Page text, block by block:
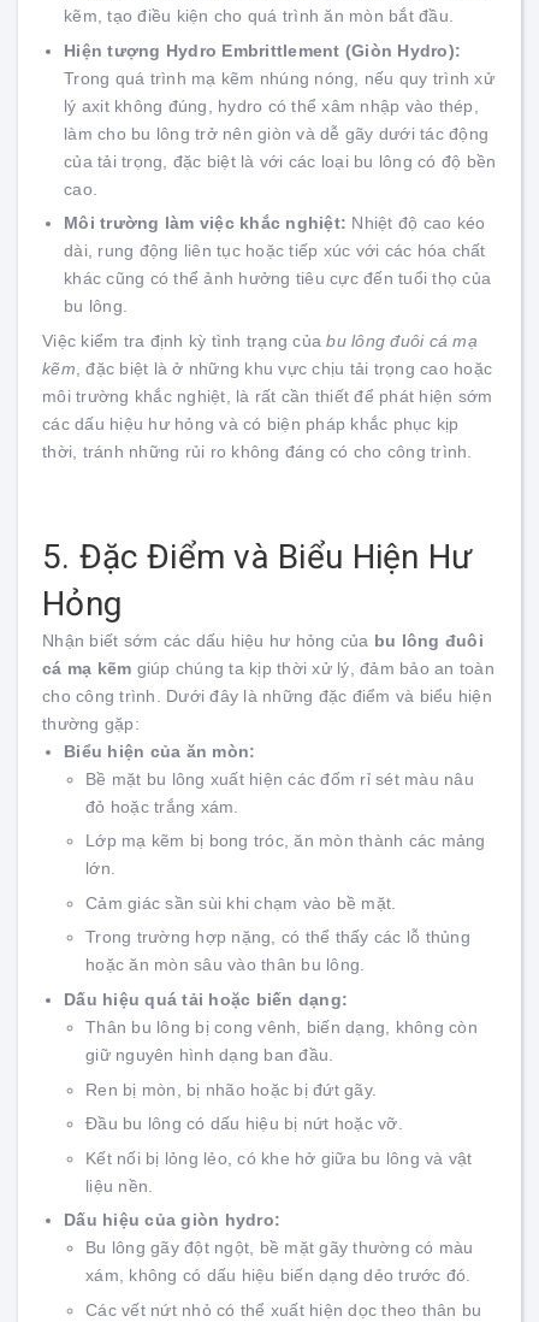
kẽm, tạo điều kiện cho quá trình ăn mòn bắt đầu.
Hiện tượng Hydro Embrittlement (Giòn Hydro):
Trong quá trình mạ kẽm nhúng nóng, nếu quy trình xử
lý axit không đúng, hydro có thể xâm nhập vào thép,
làm cho bu lông trở nên giòn và dễ gãy dưới tác động
của tải trọng, đặc biệt là với các loại bu lông có độ bền
cao.
Môi trường làm việc khắc nghiệt: Nhiệt độ cao kéo
dài, rung động liên tục hoặc tiếp xúc với các hóa chất
khác cũng có thể ảnh hưởng tiêu cực đến tuổi thọ của
bu lông.
Việc kiểm tra định kỳ tình trạng củabu lông đuôi cá mạ
kẽm , đặc biệt là ở những khu vực chịu tải trọng cao hoặc
môi trường khắc nghiệt, là rất cần thiết để phát hiện sớm
các dấu hiệu hư hỏng và có biện pháp khắc phục kịp
thời, tránh những rủi ro không đáng có cho công trình.
5. Đặc Điểm và Biểu Hiện Hư
Hỏng
Nhận biết sớm các dấu hiệu hư hỏng của bu lông đuôi
cá mạ kẽm giúp chúng ta kịp thời xử lý, đảm bảo an toàn
cho công trình. Dưới đây là những đặc điểm và biểu hiện
thường gặp:
Biểu hiện của ăn mòn:
Bề mặt bu lông xuất hiện các đốm rỉ sét màu nâu
đỏ hoặc trắng xám.
Lớp mạ kẽm bị bong tróc, ăn mòn thành các mảng
lớn.
Cảm giác sần sùi khi chạm vào bề mặt.
Trong trường hợp nặng, có thể thấy các lỗ thủng
hoặc ăn mòn sâu vào thân bu lông.
Dấu hiệu quá tải hoặc biến dạng:
Thân bu lông bị cong vênh, biến dạng, không còn
giữ nguyên hình dạng ban đầu.
Ren bị mòn, bị nhão hoặc bị đứt gãy.
Đầu bu lông có dấu hiệu bị nứt hoặc vỡ.
Kết nối bị lỏng lẻo, có khe hở giữa bu lông và vật
liệu nền.
Dấu hiệu của giòn hydro:
Bu lông gãy đột ngột, bề mặt gãy thường có màu
xám, không có dấu hiệu biến dạng dẻo trước đó.
Các vết nứt nhỏ có thể xuất hiện dọc theo thân bu